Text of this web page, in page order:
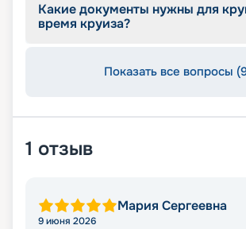
Какие документы нужны для
время круиза?
Показать все вопросы
1 отзыв
Мария Сергеевна
9 июня 2026